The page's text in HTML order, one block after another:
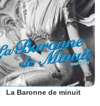
La Baronne de minuit